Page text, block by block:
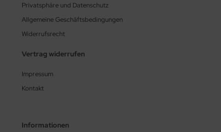
Privatsphäre und Datenschutz
Allgemeine Geschäftsbedingungen
Widerrufsrecht
Vertrag widerrufen
Impressum
Kontakt
Informationen